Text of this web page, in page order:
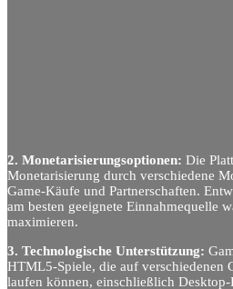
2. Monetarisierungsoptionen: Die
Monetarisierung durch verschiedene
Game-Käufe und Partnerschaften.
am besten geeignete Einnahmequelle
maximieren.
3. Technologische Unterstützung:
HTML5-Spiele, die auf verschiedenen
laufen können, einschließlich Desktop-